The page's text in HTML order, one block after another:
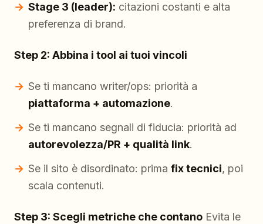
Stage 3 (leader): citazioni costanti e alta
preferenza di brand.
Step 2: Abbina i tool ai tuoi vincoli
Se ti mancano writer/ops: priorità a
piattaforma + automazione.
Se ti mancano segnali di fiducia: priorità ad
autorevolezza/PR + qualità link.
Se il sito è disordinato: prima fix tecnici, poi
scala contenuti.
Step 3: Scegli metriche che contano Evita le